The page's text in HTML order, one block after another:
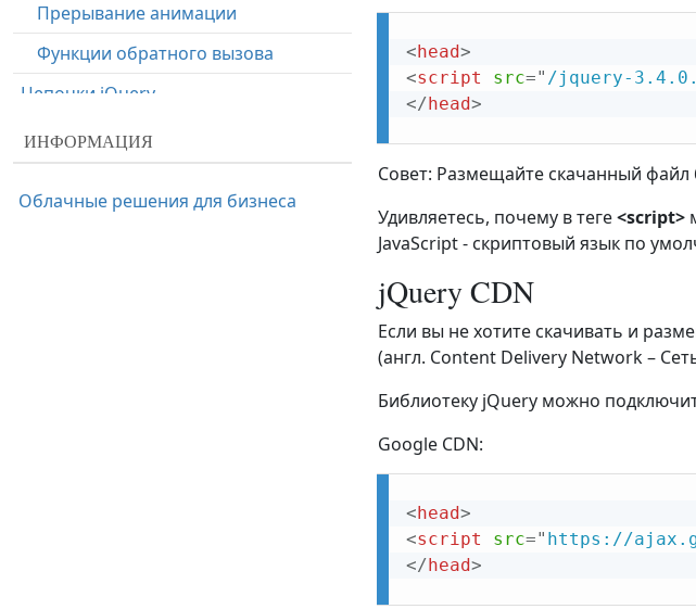
< head>
<script src=" /jquery-
</ head>
Совет: Размещайте скачанный
Удивляетесь, почему в теге<script>
JavaScript - скриптовый язык по
jQuery CDN
Если вы не хотите скачивать и
(англ. Content Delivery Network –
Библиотеку jQuery можно
Google CDN:
< head>
<script src=" https://
</ head>
Прерывание анимации
Функции обратного вызова
Цепочки jQuery
jQuery - Работа с HTML
Установка контента и атрибутов
ИНФОРМАЦИЯ
Облачные решения для бизнеса